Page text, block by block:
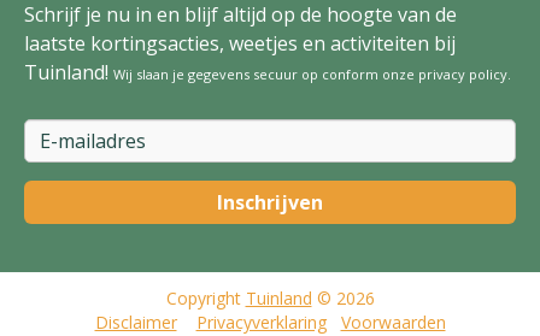
Schrijf je nu in en blijf altijd op de hoogte van de
laatste kortingsacties, weetjes en activiteiten bij
Tuinland! Wij slaan je gegevens secuur op conform onze privacy policy.
Copyright Tuinland © 2026
Disclaimer
Privacyverklaring
Voorwaarden